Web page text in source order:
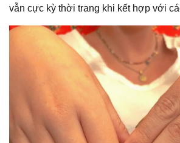
vẫn cực kỳ thời trang khi kết hợp với